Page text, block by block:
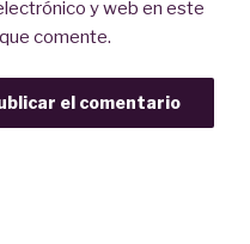
y web en este
comente.